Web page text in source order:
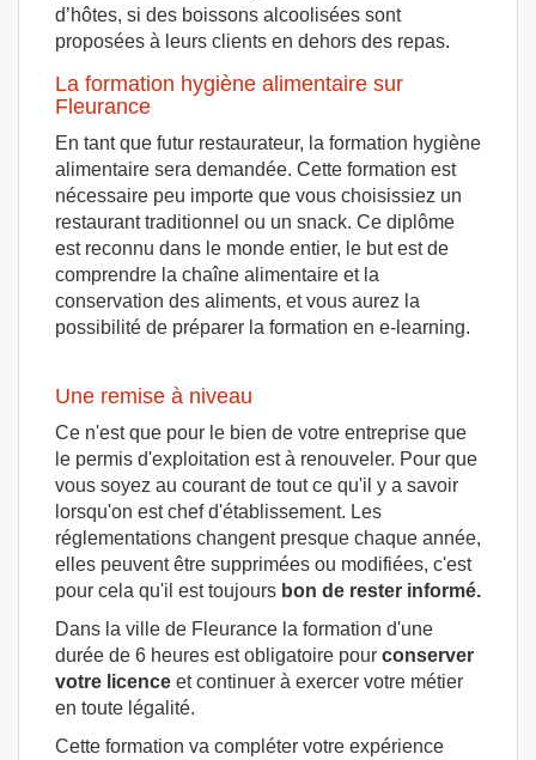
d’hôtes, si des boissons alcoolisées sont
proposées à leurs clients en dehors des repas.
La formation hygiène alimentaire sur
Fleurance
En tant que futur restaurateur, la formation hygiène
alimentaire sera demandée. Cette formation est
nécessaire peu importe que vous choisissiez un
restaurant traditionnel ou un snack. Ce diplôme
est reconnu dans le monde entier, le but est de
comprendre la chaîne alimentaire et la
conservation des aliments, et vous aurez la
possibilité de préparer la formation en e-learning.
Une remise à niveau
Ce n'est que pour le bien de votre entreprise que
le permis d'exploitation est à renouveler. Pour que
vous soyez au courant de tout ce qu'il y a savoir
lorsqu'on est chef d'établissement. Les
réglementations changent presque chaque année,
elles peuvent être supprimées ou modifiées, c'est
pour cela qu'il est toujours bon de rester informé.
Dans la ville de Fleurance la formation d'une
durée de 6 heures est obligatoire pour conserver
votre licence et continuer à exercer votre métier
en toute légalité.
Cette formation va compléter votre expérience